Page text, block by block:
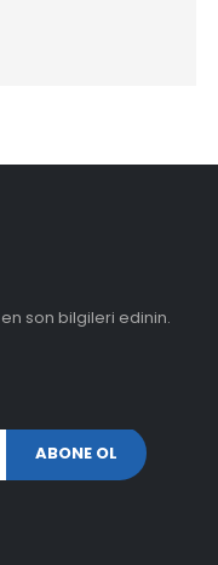
en son bilgileri edinin.